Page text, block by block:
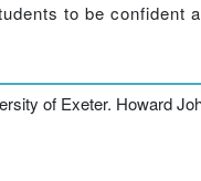
to be confident
of Exeter. Howard